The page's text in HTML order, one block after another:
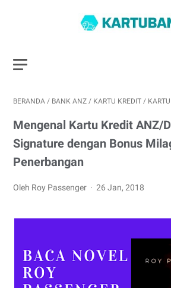
BERANDA / BANK ANZ / KARTU KREDIT /
Mengenal Kartu Kredit ANZ/
Signature dengan Bonus
Penerbangan
Oleh Roy Passenger 26 Jan, 2018